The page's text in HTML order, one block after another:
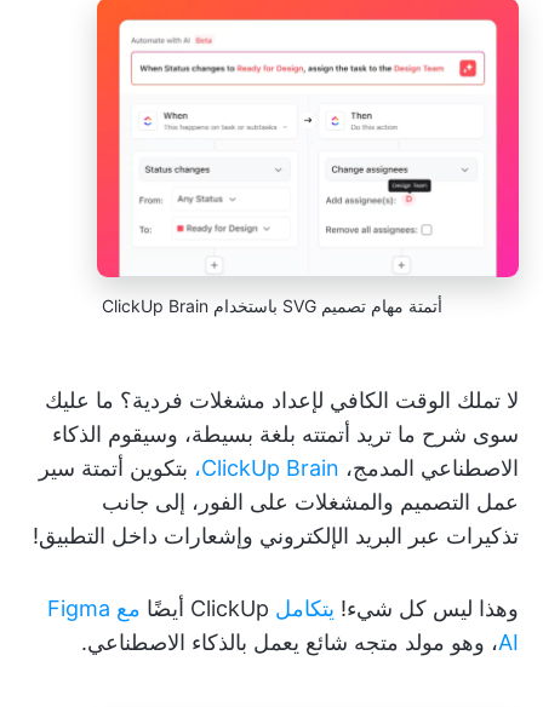
أتمتة مهام تصميم SVG باستخدام ClickUp Brain
لا تملك الوقت الكافي لإعداد مشغلات فردية؟ ما عليك
سوى شرح ما تريد أتمتته بلغة بسيطة، وسيقوم الذكاء
الاصطناعي المدمج، ClickUp Brain،
بتكوين أتمتة سير
عمل التصميم والمشغلات على الفور، إلى جانب
تذكيرات عبر البريد الإلكتروني وإشعارات داخل التطبيق!
وهذا ليس كل شيء! يتكامل
مع Figma
AI، وهو مولد متجه شائع يعمل بالذكاء الاصطناعي.